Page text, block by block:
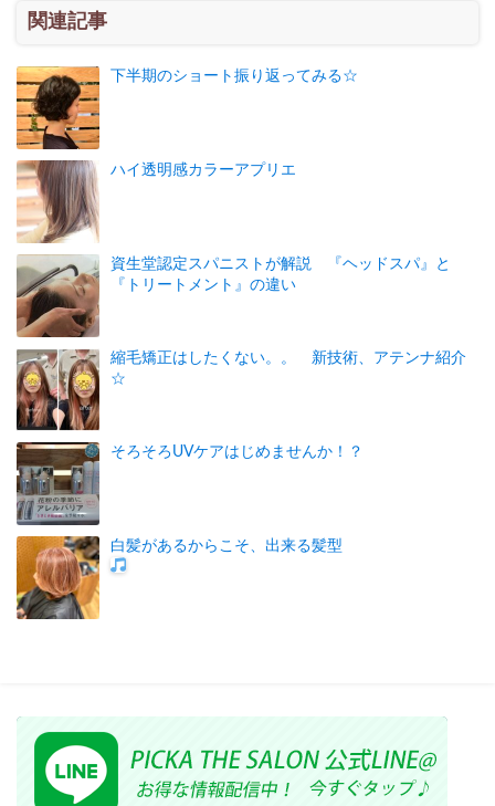
関連記事
下半期のショート振り返ってみる☆
ハイ透明感カラーアプリエ
資生堂認定スパニストが解説 『ヘッドスパ』と
『トリートメント』の違い
縮毛矯正はしたくない。。 新技術、アテンナ紹介
☆
そろそろUVケアはじめませんか！？
白髪があるからこそ、出来る髪型